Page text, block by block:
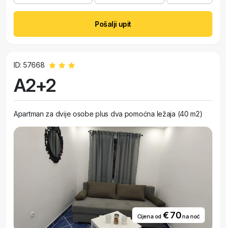
Pošalji upit
ID: 57668
A2+2
Apartman za dvije osobe plus dva pomoćna ležaja (40 m2)
Cijena od € 70na noć